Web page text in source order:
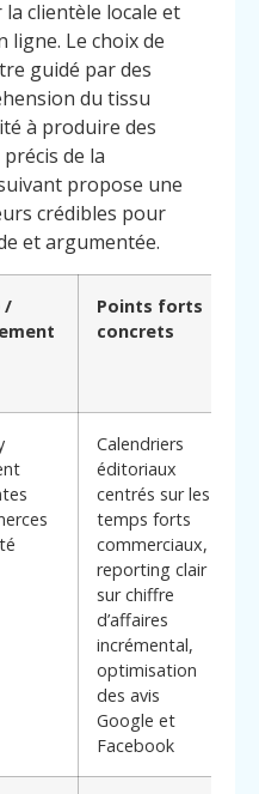
clientèle locale et
Le choix de
guidé par des
du tissu
à produire des
de la
propose une
crédibles pour
et argumentée.
/
Points forts
concrets
Calendriers
éditoriaux
centrés sur les
temps forts
commerciaux,
reporting clair
sur chiffre
d’affaires
incrémental,
optimisation
des avis
Google et
Facebook